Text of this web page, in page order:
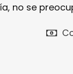
no se